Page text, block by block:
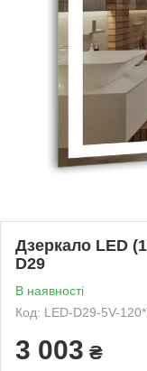
Дзеркало LED
D29
В наявності
Код: LED-D29-5V-
3 003 ₴